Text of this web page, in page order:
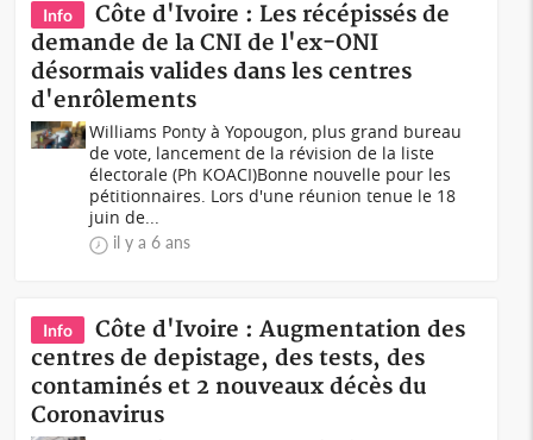
Info
Côte d'Ivoire : Les récépissés de
demande de la CNI de l'ex-ONI
désormais valides dans les centres
d'enrôlements
Williams Ponty à Yopougon, plus grand bureau
de vote, lancement de la révision de la liste
électorale (Ph KOACI)Bonne nouvelle pour les
pétitionnaires. Lors d'une réunion tenue le 18
juin de...
il y a 6 ans
Info
Côte d'Ivoire : Augmentation des
centres de depistage, des tests, des
contaminés et 2 nouveaux décès du
Coronavirus